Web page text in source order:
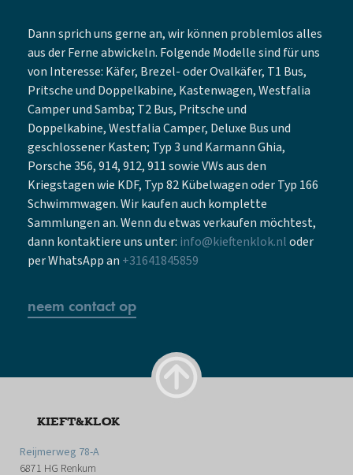
Dann sprich uns gerne an, wir können problemlos alles
aus der Ferne abwickeln. Folgende Modelle sind für uns
von Interesse: Käfer, Brezel- oder Ovalkäfer, T1 Bus,
Pritsche und Doppelkabine, Kastenwagen, Westfalia
Camper und Samba; T2 Bus, Pritsche und
Doppelkabine, Westfalia Camper, Deluxe Bus und
geschlossener Kasten; Typ 3 und Karmann Ghia,
Porsche 356, 914, 912, 911 sowie VWs aus den
Kriegstagen wie KDF, Typ 82 Kübelwagen oder Typ 166
Schwimmwagen. Wir kaufen auch komplette
Sammlungen an. Wenn du etwas verkaufen möchtest,
dann kontaktiere uns unter: info@kieftenklok.nloder
per WhatsApp an +31641845859
neem contact op
KIEFT&KLOK
Reijmerweg 78-A
6871 HG Renkum